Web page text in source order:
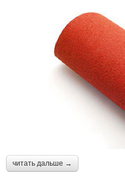
читать дальше →